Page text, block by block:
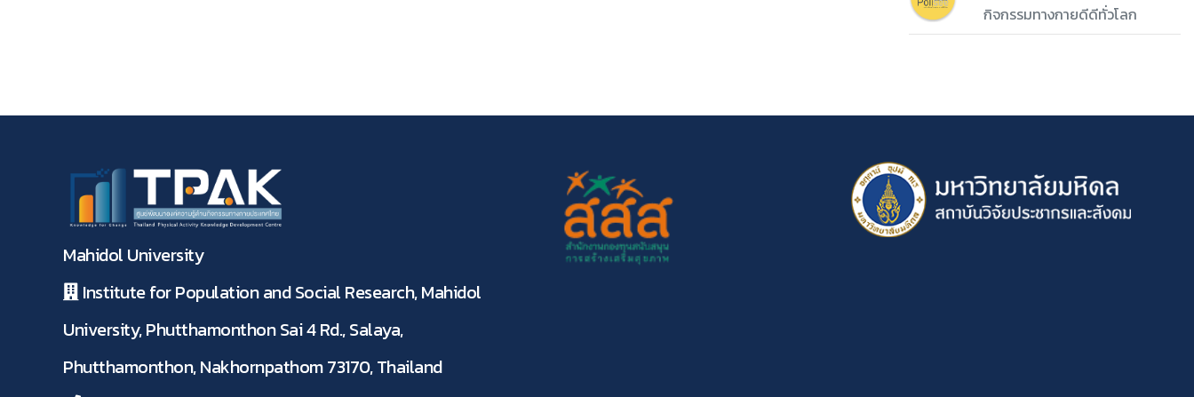
กิจกรรมทางกายดีดีทั่วโลก
Mahidol University
Institute for Population and Social Research, Mahidol
University, Phutthamonthon Sai 4 Rd., Salaya,
Phutthamonthon, Nakhornpathom 73170, Thailand